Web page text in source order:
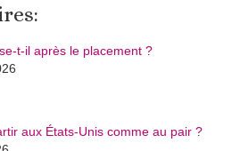
t-il après le placement ?
aux États-Unis comme au pair ?